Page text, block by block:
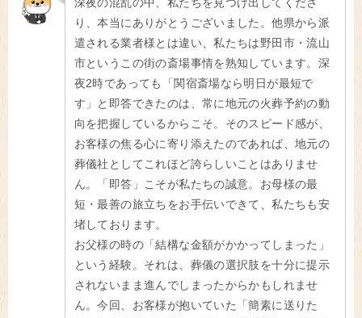
深夜の混乱の中、私たちを見つけ出してくださ
り、本当にありがとうございました。他県から派
遣される業者様とは違い、私たちは野田市・流山
市というこの街の斎場事情を熟知しています。深
夜2時であっても「関宿斎場なら明日が最短で
す」と即答できたのは、常に地元の火葬予約の動
向を把握しているからこそ。そのスピード感が、
お客様の焦る心に寄り添えたのであれば、地元の
葬儀社としてこれほど誇らしいことはありませ
ん。「即答」こそが私たちの誠意。お母様の最
短・最善の旅立ちをお手伝いできて、私たちも安
堵しております。
お父様の時の「結構な金額がかかってしまった」
という経験。それは、葬儀の選択肢を十分に提示
されないまま進んでしまったからかもしれませ
ん。今回、お客様が抱いていた「簡素に送りた